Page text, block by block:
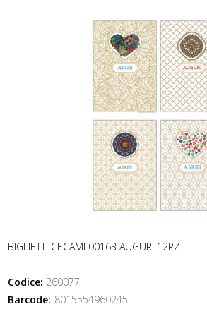
BIGLIETTI CECAMI 00163 AUGURI 12PZ
Codice: 260077
Barcode: 8015554960245